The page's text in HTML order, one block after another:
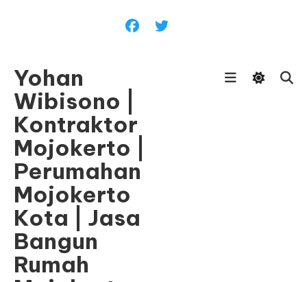
Yohan
Wibisono |
Kontraktor
Mojokerto |
Perumahan
Mojokerto
Kota | Jasa
Bangun
Rumah